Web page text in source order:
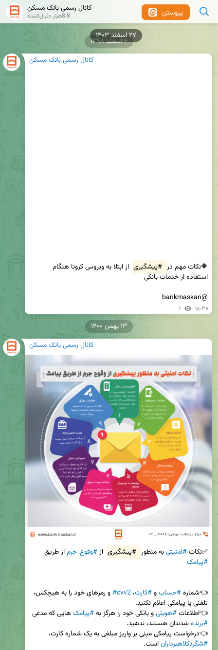
۲۷ اسفند ۱۴۰۳
پیوستن کانال رسمی بانک مسکن
8.8هزار دنبال‌کننده
کانال رسمی بانک مسکن
🔶نکات مهم در #پیشگیری
@bankmaskan
1 ۱۸:۳۸
۶ اسفند ۱۳۹۸
کانال رسمی بانک مسکن
✅نکات #امنیتی به منظور #پیشگیری از #وقوع_جرم از طریق
#پیامک
👈شماره #حساب و #کارت، #cvv2
👈اطلاعات #هویتی و بانکی خود را هرگز به #پیامک هایی که مدعی
#برنده
👈درخواست پیامکی مبنی بر واریز مبلغی به یک شماره کارت،
#شگردکلاهبرداران
۱۳ بهمن ۱۴۰۰